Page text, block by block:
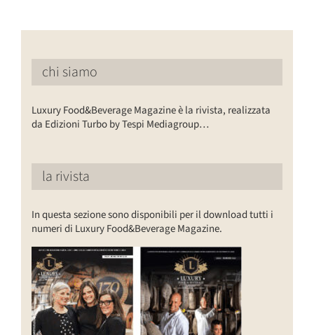
chi siamo
Luxury Food&Beverage Magazine è la rivista, realizzata
da Edizioni Turbo by Tespi Mediagroup…
la rivista
In questa sezione sono disponibili per il download tutti i
numeri di Luxury Food&Beverage Magazine.